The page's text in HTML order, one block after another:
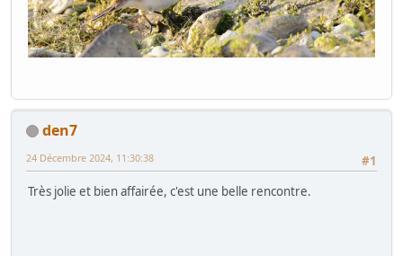
den7
#1
24 Décembre 2024, 11:30:38
Très jolie et bien affairée, c'est une belle rencontre.